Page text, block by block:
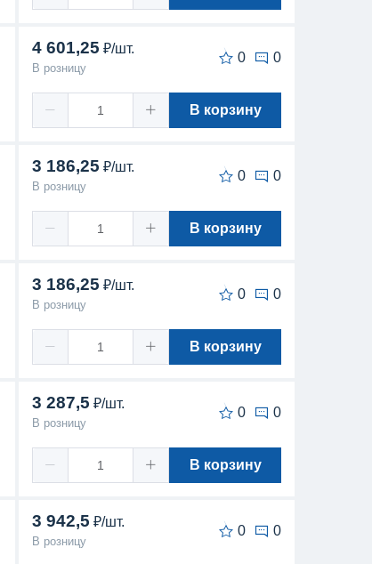
4 601,25 ₽/шт.
В розницу
0 0
В корзину
3 186,25 ₽/шт.
В розницу
0 0
В корзину
3 186,25 ₽/шт.
В розницу
0 0
В корзину
3 287,5 ₽/шт.
В розницу
0 0
В корзину
3 942,5 ₽/шт.
В розницу
0 0